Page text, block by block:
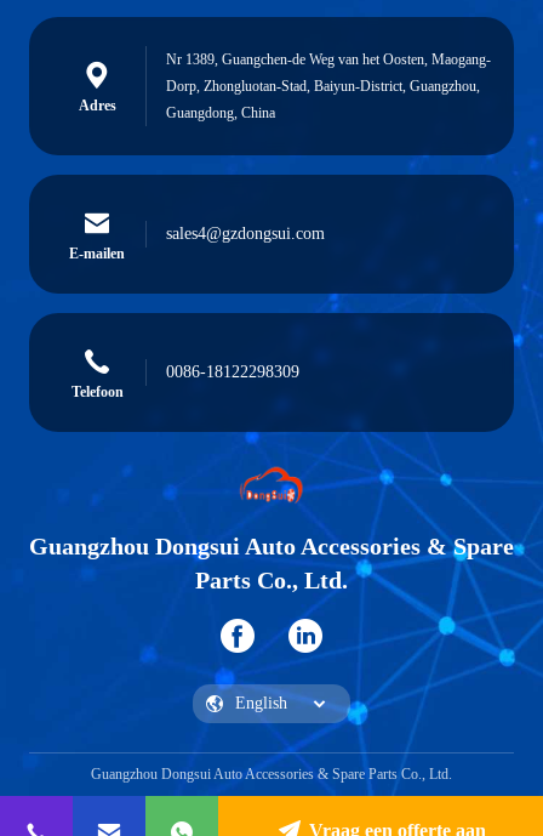
Adres
Nr 1389, Guangchen-de Weg van het Oosten, Maogang-
Dorp, Zhongluotan-Stad, Baiyun-District, Guangzhou,
Guangdong, China
E-mailen
sales4@gzdongsui.com
Telefoon
0086-18122298309
Guangzhou Dongsui Auto Accessories & Spare
Parts Co., Ltd.
Guangzhou Dongsui Auto Accessories & Spare Parts Co., Ltd.
Vraag een offerte aan